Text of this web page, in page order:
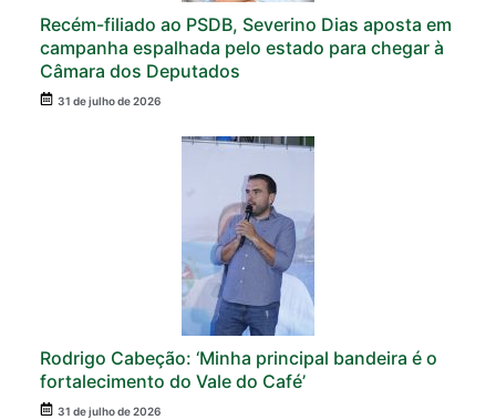
Recém-filiado ao PSDB, Severino Dias aposta em
campanha espalhada pelo estado para chegar à
Câmara dos Deputados
31 de julho de 2026
Rodrigo Cabeção: ‘Minha principal bandeira é o
fortalecimento do Vale do Café’
31 de julho de 2026